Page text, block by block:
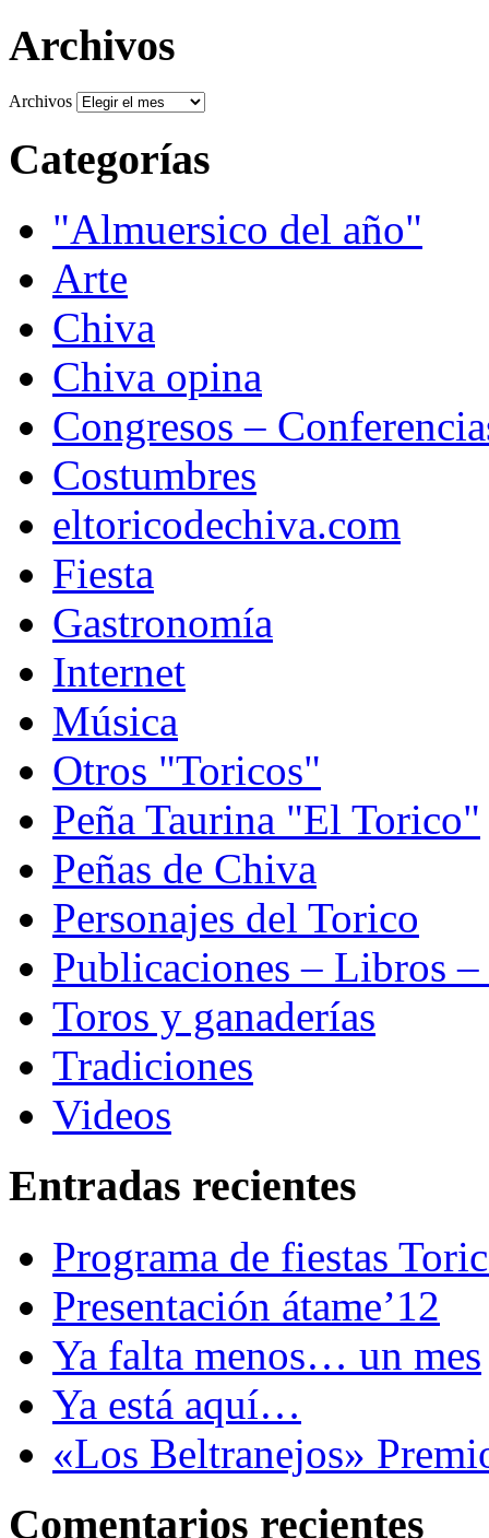
Archivos
Archivos
Categorías
"Almuersico del año"
Arte
Chiva
Chiva opina
Congresos –
Costumbres
eltoricodechiva.com
Fiesta
Gastronomía
Internet
Música
Otros "Toricos"
Peña Taurina "El Torico"
Peñas de Chiva
Personajes del Torico
Publicaciones – Libros –
Toros y ganaderías
Tradiciones
Videos
Entradas recientes
Programa de fiestas
Presentación átame’12
Ya falta menos… un mes
Ya está aquí…
«Los Beltranejos»
Comentarios recientes